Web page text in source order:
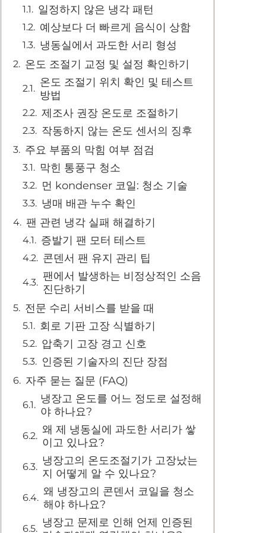
일정하지 않은 냉각 패턴
예상보다 더 빠르게 음식이 상함
냉동실에서 과도한 서리 형성
온도 조절기 교정 및 설정 확인하기
온도 조절기 위치 확인 및 테스트
방법
제조사 권장 온도로 조절하기
작동하지 않는 온도 센서의 징후
주요 부품의 막힘 여부 점검
막힌 통풍구 청소
먼 kondenser 코일: 청소 기술
냉매 배관 누수 확인
팬 관련 냉각 실패 해결하기
증발기 팬 모터 테스트
콘덴서 팬 유지 관리 팁
팬에서 발생하는 비정상적인 소음
진단하기
전문 수리 서비스를 받을 때
회로 기판 고장 식별하기
압축기 고장 경고 신호
인증된 기술자의 진단 장점
자주 묻는 질문 (FAQ)
냉장고 온도를 어느 정도로 설정해
야 하나요?
왜 제 냉동실에 과도한 서리가 쌓
이고 있나요?
냉장고의 온도조절기가 고장났는
지 어떻게 알 수 있나요?
왜 냉장고의 콘덴서 코일을 청소
해야 하나요?
냉장고 문제로 인해 언제 인증된